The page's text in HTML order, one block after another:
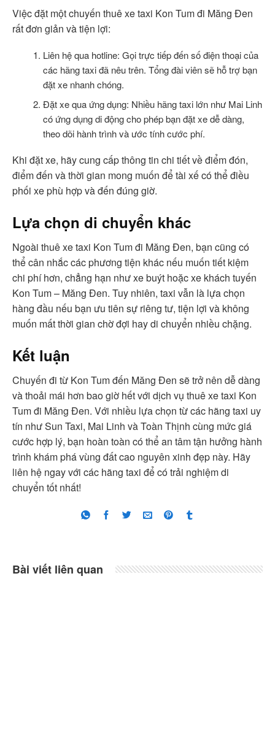
Việc đặt một chuyến thuê xe taxi Kon Tum đi Măng Đen
rất đơn giản và tiện lợi:
Liên hệ qua hotline: Gọi trực tiếp đến số điện thoại của
các hãng taxi đã nêu trên. Tổng đài viên sẽ hỗ trợ bạn
đặt xe nhanh chóng.
Đặt xe qua ứng dụng: Nhiều hãng taxi lớn như Mai Linh
có ứng dụng di động cho phép bạn đặt xe dễ dàng,
theo dõi hành trình và ước tính cước phí.
Khi đặt xe, hãy cung cấp thông tin chi tiết về điểm đón,
điểm đến và thời gian mong muốn để tài xế có thể điều
phối xe phù hợp và đến đúng giờ.
Lựa chọn di chuyển khác
Ngoài thuê xe taxi Kon Tum đi Măng Đen, bạn cũng có
thể cân nhắc các phương tiện khác nếu muốn tiết kiệm
chi phí hơn, chẳng hạn như xe buýt hoặc xe khách tuyến
Kon Tum – Măng Đen. Tuy nhiên, taxi vẫn là lựa chọn
hàng đầu nếu bạn ưu tiên sự riêng tư, tiện lợi và không
muốn mất thời gian chờ đợi hay di chuyển nhiều chặng.
Kết luận
Chuyến đi từ Kon Tum đến Măng Đen sẽ trở nên dễ dàng
và thoải mái hơn bao giờ hết với dịch vụ thuê xe taxi Kon
Tum đi Măng Đen. Với nhiều lựa chọn từ các hãng taxi uy
tín như Sun Taxi, Mai Linh và Toàn Thịnh cùng mức giá
cước hợp lý, bạn hoàn toàn có thể an tâm tận hưởng hành
trình khám phá vùng đất cao nguyên xinh đẹp này. Hãy
liên hệ ngay với các hãng taxi để có trải nghiệm di
chuyển tốt nhất!
Bài viết liên quan